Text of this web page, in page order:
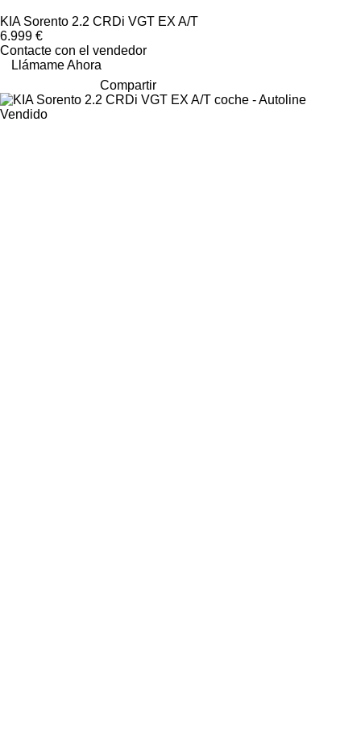
KIA Sorento 2.2 CRDi VGT EX A/T
6.999 €
Contacte con el vendedor
Llámame Ahora
Compartir
Vendido